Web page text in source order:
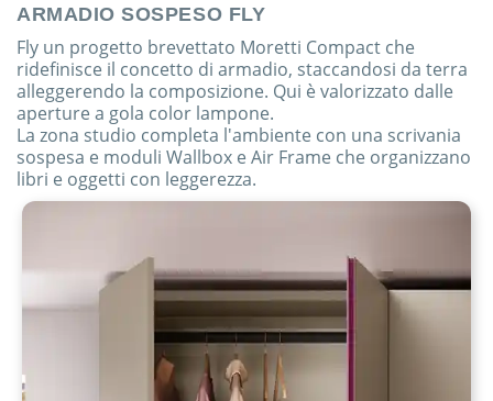
ARMADIO SOSPESO FLY
Fly un progetto brevettato Moretti Compact che
ridefinisce il concetto di armadio, staccandosi da terra
alleggerendo la composizione. Qui è valorizzato dalle
aperture a gola color lampone.
La zona studio completa l'ambiente con una scrivania
sospesa e moduli Wallbox e Air Frame che organizzano
libri e oggetti con leggerezza.